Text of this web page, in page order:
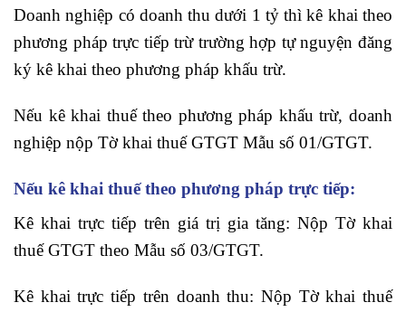
Doanh nghiệp có doanh thu dưới 1 tỷ thì kê khai theo
phương pháp trực tiếp trừ trường hợp tự nguyện đăng
ký kê khai theo phương pháp khấu trừ.
Nếu kê khai thuế theo phương pháp khấu trừ, doanh
nghiệp nộp Tờ khai thuế GTGT Mẫu số 01/GTGT.
Nếu kê khai thuế theo phương pháp trực tiếp:
Kê khai trực tiếp trên giá trị gia tăng: Nộp Tờ khai
thuế GTGT theo Mẫu số 03/GTGT.
Kê khai trực tiếp trên doanh thu: Nộp Tờ khai thuế